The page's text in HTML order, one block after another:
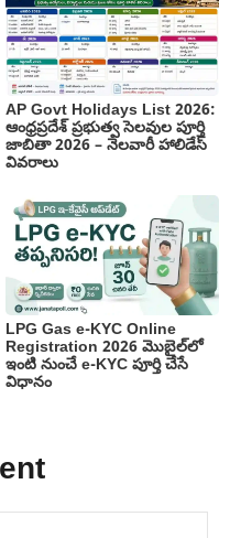
AP Govt Holidays List 2026:
ఆంధ్రప్రదేశ్ ప్రభుత్వ సెలవుల పూర్తి
జాబితా 2026 – నెలవారీ హాలిడేస్
వివరాలు
LPG Gas e-KYC Online
Registration 2026 మొబైల్‌లో
ఇంటి నుంచే e-KYC పూర్తి చేసే
విధానం